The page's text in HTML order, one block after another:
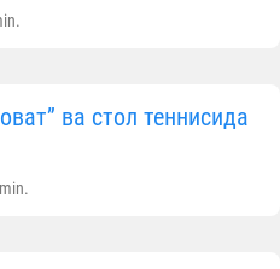
ва стол теннисида